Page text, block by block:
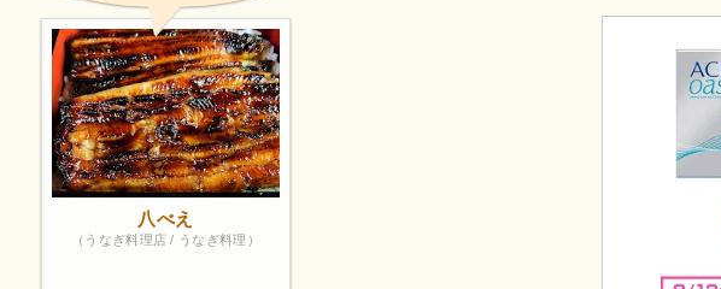
八べえ
（うなぎ料理店 / うなぎ料理）